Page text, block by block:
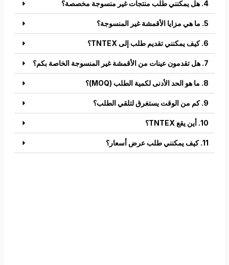
4. هل يمكنني طلب منتجات غير منسوجة مخصصة؟
5. ما هي مزايا الأقمشة غير المنسوجة؟
6. كيف يمكنني تقديم طلب إلى TNTEX؟
7. هل تقدمون عينات من الأقمشة غير المنسوجة الخاصة بكم؟
8. ما هو الحد الأدنى لكمية الطلب (MOQ)؟
9. كم من الوقت يستغرق لتلقي الطلب؟
10. أين يقع TNTEX؟
11. كيف يمكنني طلب عرض أسعار؟